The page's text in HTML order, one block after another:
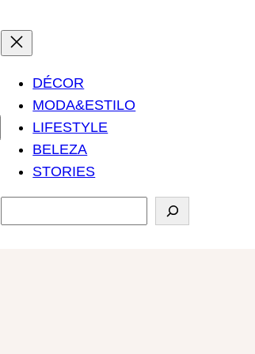
DÉCOR
MODA&ESTILO
LIFESTYLE
BELEZA
STORIES
e